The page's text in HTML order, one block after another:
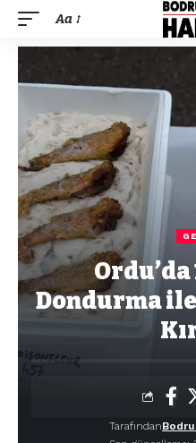
Aa
Ordu’da
Dondurma
Tarafından